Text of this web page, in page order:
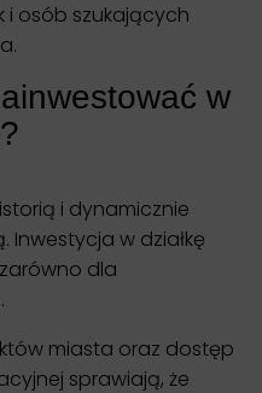
i osób szukających
w
i dynamicznie
Inwestycja w działkę
dla
miasta oraz dostęp
sprawiają, że